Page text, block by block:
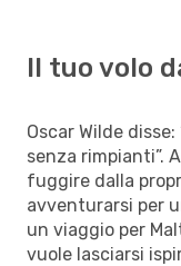
Il tuo volo
Oscar Wilde
senza rimpianti”.
fuggire dalla
avventurarsi per
un viaggio per
vuole lasciarsi